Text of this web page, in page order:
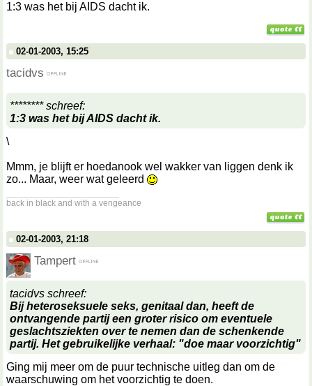
1:3 was het bij AIDS dacht ik.
02-01-2003, 15:25
tacidvs
******** schreef:
1:3 was het bij AIDS dacht ik.
\
Mmm, je blijft er hoedanook wel wakker van liggen denk ik
zo... Maar, weer wat geleerd
back in black and with a vengeance
02-01-2003, 21:18
Tampert
tacidvs schreef:
Bij heteroseksuele seks, genitaal dan, heeft de
ontvangende partij een groter risico om eventuele
geslachtsziekten over te nemen dan de schenkende
partij. Het gebruikelijke verhaal: "doe maar voorzichtig"
Ging mij meer om de puur technische uitleg dan om de
waarschuwing om het voorzichtig te doen.